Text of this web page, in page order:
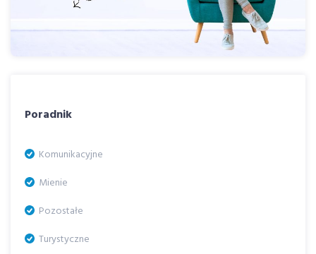
Poradnik
Komunikacyjne
Mienie
Pozostałe
Turystyczne